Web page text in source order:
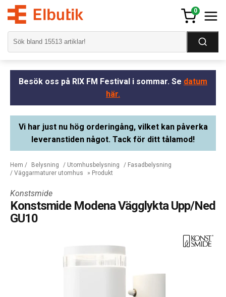
0
Besök oss på RIX FM Festival i sommar. Se datum
här.
Vi har just nu hög orderingång, vilket kan påverka
leveranstiden något. Tack för ditt tålamod!
Hem / Belysning / Utomhusbelysning / Fasadbelysning
/ Väggarmaturer utomhus » Produkt
Konstsmide
Konstsmide Modena Vägglykta Upp/Ned
GU10